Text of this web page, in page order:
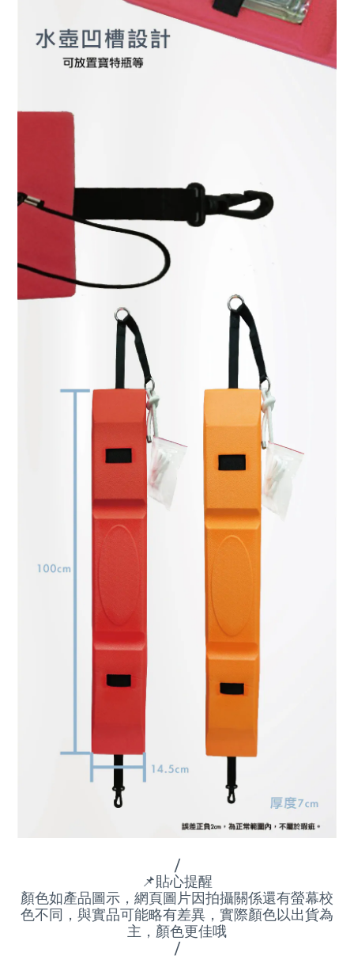
/
📌貼心提醒
顏色如產品圖示，網頁圖片因拍攝關係還有螢幕校
色不同，與實品可能略有差異，實際顏色以出貨為
主，顏色更佳哦
/